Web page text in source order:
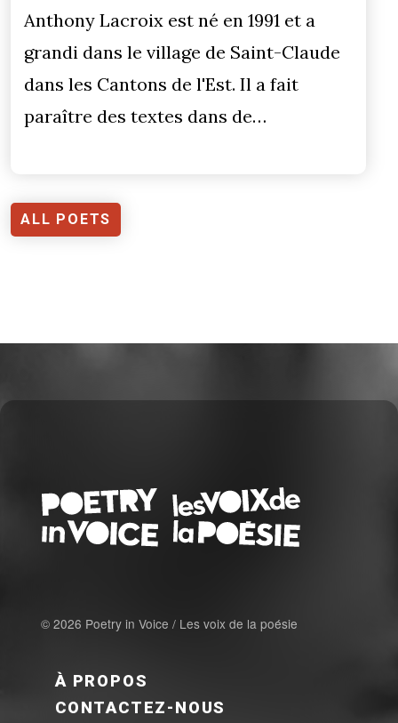
Anthony Lacroix est né en 1991 et a
grandi dans le village de Saint-Claude
dans les Cantons de l'Est. Il a fait
paraître des textes dans de…
ALL POETS
© 2026 Poetry in Voice / Les voix de la poésie
FOOTER MENU FR
À PROPOS
CONTACTEZ-NOUS